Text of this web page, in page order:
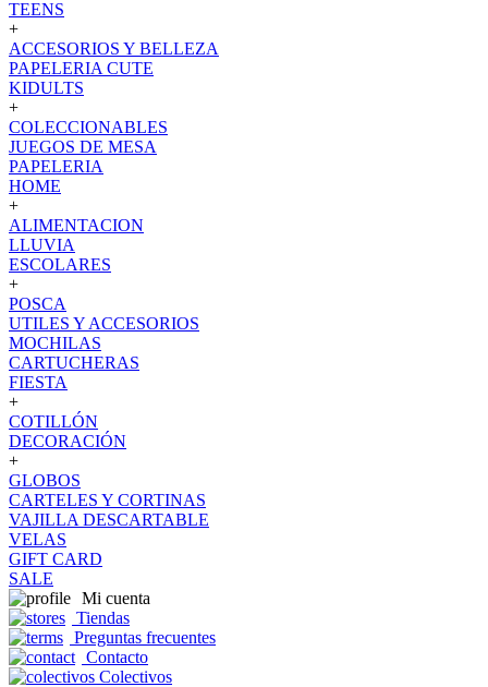
TEENS
+
ACCESORIOS Y BELLEZA
PAPELERIA CUTE
KIDULTS
+
COLECCIONABLES
JUEGOS DE MESA
PAPELERIA
HOME
+
ALIMENTACION
LLUVIA
ESCOLARES
+
POSCA
UTILES Y ACCESORIOS
MOCHILAS
CARTUCHERAS
FIESTA
+
COTILLÓN
DECORACIÓN
+
GLOBOS
CARTELES Y CORTINAS
VAJILLA DESCARTABLE
VELAS
GIFT CARD
SALE
Mi cuenta
Tiendas
Preguntas frecuentes
Contacto
Colectivos